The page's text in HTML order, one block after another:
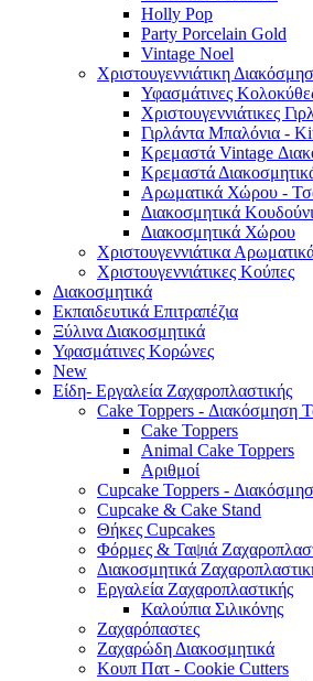
Holly Pop
Party Porcelain Gold
Vintage Noel
Χριστουγεννιάτικη
Υφασμάτινες
Χριστουγεννιάτικες
Γιρλάντα Μπαλόνια -
Κρεμαστά Vintage
Κρεμαστά
Αρωματικά Χώρου -
Διακοσμητικά
Διακοσμητικά Χώρου
Χριστουγεννιάτικα
Χριστουγεννιάτικες Κούπες
Διακοσμητικά
Εκπαιδευτικά Επιτραπέζια
Ξύλινα Διακοσμητικά
Υφασμάτινες Κορώνες
New
Είδη- Εργαλεία Ζαχαροπλαστικής
Cake Toppers - Διακόσμηση
Cake Toppers
Animal Cake Toppers
Αριθμοί
Cupcake Toppers -
Cupcake & Cake Stand
Θήκες Cupcakes
Φόρμες & Ταψιά
Διακοσμητικά
Εργαλεία Ζαχαροπλαστικής
Καλούπια Σιλικόνης
Ζαχαρόπαστες
Ζαχαρώδη Διακοσμητικά
Κουπ Πατ - Cookie Cutters